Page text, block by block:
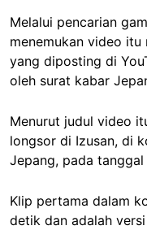
Melalui pencarian
menemukan video
yang diposting di
oleh surat kabar
Menurut judul video
longsor di Izusan, di
Jepang, pada tanggal
Klip pertama dalam
detik dan adalah